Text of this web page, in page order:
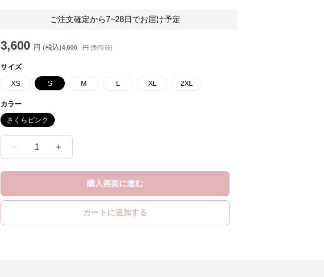
ご注文確定から7~28日でお届け予定
3,600 円 (税込)4,000 円 (割引前)
サイズ
XS S M L XL 2XL
カラー
さくらピンク
1
購入画面に進む
カートに追加する